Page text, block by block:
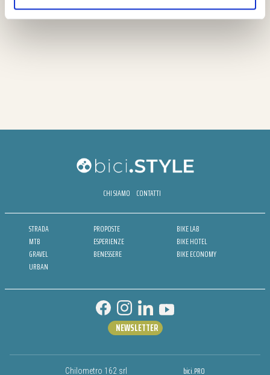
CHI SIAMO CONTATTI
STRADA
MTB
GRAVEL
URBAN
PROPOSTE
ESPERIENZE
BENESSERE
BIKE LAB
BIKE HOTEL
BIKE ECONOMY
Chilometro 162 srl bici.PRO
NEWSLETTER